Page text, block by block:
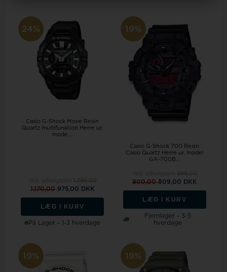
24%
Casio G-Shock Move Resin
Quartz multifunktion Herre ur,
mode...
1.170,00975,00 DKK
LÆG I KURV
På Lager - 1-3 hverdage
19%
Casio G-Shock 700 Resin
Casio Quartz Herre ur, model
GA-700B...
900,00809,00 DKK
LÆG I KURV
Fjernlager - 3-5
hverdage
19% 19%